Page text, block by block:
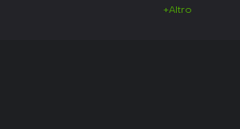
+Altro